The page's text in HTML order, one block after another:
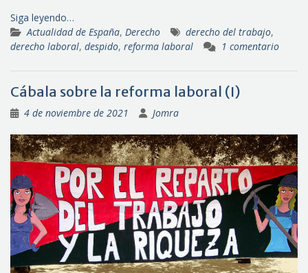
Siga leyendo…
Actualidad de España, Derecho derecho del trabajo,
derecho laboral, despido, reforma laboral 1 comentario
Cábala sobre la reforma laboral (I)
4 de noviembre de 2021 Jomra